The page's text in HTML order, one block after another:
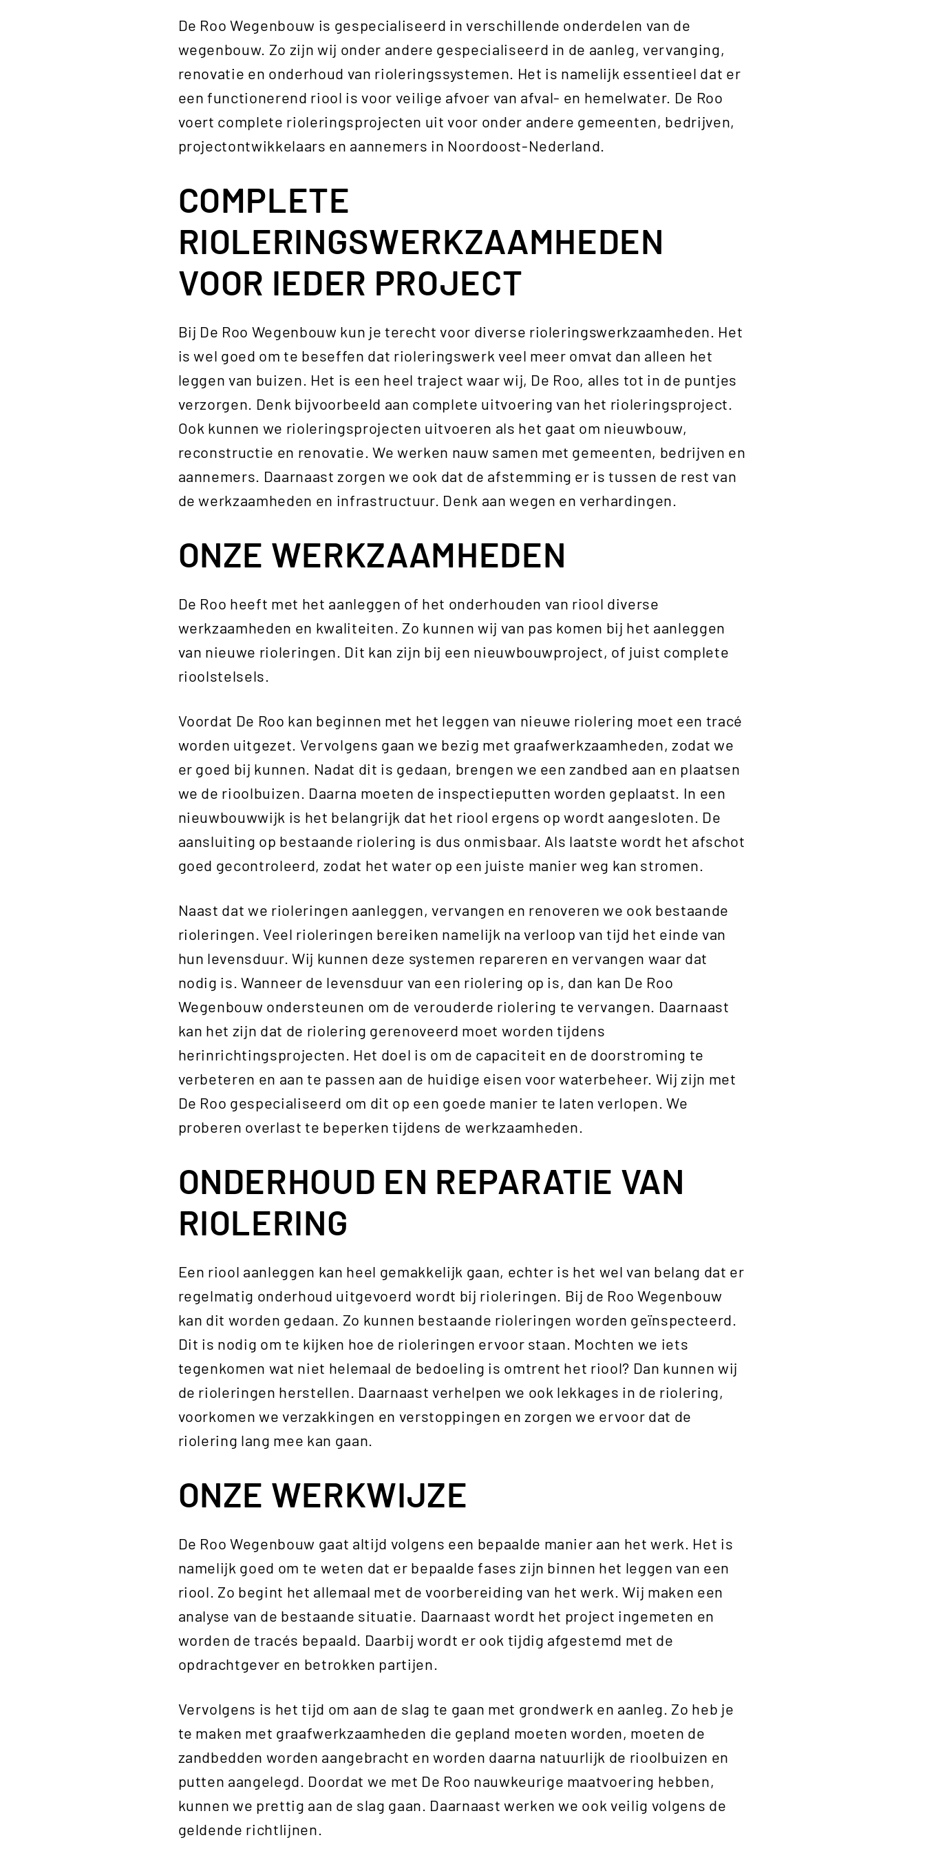
De Roo Wegenbouw is gespecialiseerd in verschillende onderdelen van de
wegenbouw. Zo zijn wij onder andere gespecialiseerd in de aanleg, vervanging,
renovatie en onderhoud van rioleringssystemen. Het is namelijk essentieel dat er
een functionerend riool is voor veilige afvoer van afval- en hemelwater. De Roo
voert complete rioleringsprojecten uit voor onder andere gemeenten, bedrijven,
projectontwikkelaars en aannemers in Noordoost-Nederland.
COMPLETE
RIOLERINGSWERKZAAMHEDEN
VOOR IEDER PROJECT
Bij De Roo Wegenbouw kun je terecht voor diverse rioleringswerkzaamheden. Het
is wel goed om te beseffen dat rioleringswerk veel meer omvat dan alleen het
leggen van buizen. Het is een heel traject waar wij, De Roo, alles tot in de puntjes
verzorgen. Denk bijvoorbeeld aan complete uitvoering van het rioleringsproject.
Ook kunnen we rioleringsprojecten uitvoeren als het gaat om nieuwbouw,
reconstructie en renovatie. We werken nauw samen met gemeenten, bedrijven en
aannemers. Daarnaast zorgen we ook dat de afstemming er is tussen de rest van
de werkzaamheden en infrastructuur. Denk aan wegen en verhardingen.
ONZE WERKZAAMHEDEN
De Roo heeft met het aanleggen of het onderhouden van riool diverse
werkzaamheden en kwaliteiten. Zo kunnen wij van pas komen bij het aanleggen
van nieuwe rioleringen. Dit kan zijn bij een nieuwbouwproject, of juist complete
rioolstelsels.
Voordat De Roo kan beginnen met het leggen van nieuwe riolering moet een tracé
worden uitgezet. Vervolgens gaan we bezig met graafwerkzaamheden, zodat we
er goed bij kunnen. Nadat dit is gedaan, brengen we een zandbed aan en plaatsen
we de rioolbuizen. Daarna moeten de inspectieputten worden geplaatst. In een
nieuwbouwwijk is het belangrijk dat het riool ergens op wordt aangesloten. De
aansluiting op bestaande riolering is dus onmisbaar. Als laatste wordt het afschot
goed gecontroleerd, zodat het water op een juiste manier weg kan stromen.
Naast dat we rioleringen aanleggen, vervangen en renoveren we ook bestaande
rioleringen. Veel rioleringen bereiken namelijk na verloop van tijd het einde van
hun levensduur. Wij kunnen deze systemen repareren en vervangen waar dat
nodig is. Wanneer de levensduur van een riolering op is, dan kan De Roo
Wegenbouw ondersteunen om de verouderde riolering te vervangen. Daarnaast
kan het zijn dat de riolering gerenoveerd moet worden tijdens
herinrichtingsprojecten. Het doel is om de capaciteit en de doorstroming te
verbeteren en aan te passen aan de huidige eisen voor waterbeheer. Wij zijn met
De Roo gespecialiseerd om dit op een goede manier te laten verlopen. We
proberen overlast te beperken tijdens de werkzaamheden.
ONDERHOUD EN REPARATIE VAN
RIOLERING
Een riool aanleggen kan heel gemakkelijk gaan, echter is het wel van belang dat er
regelmatig onderhoud uitgevoerd wordt bij rioleringen. Bij de Roo Wegenbouw
kan dit worden gedaan. Zo kunnen bestaande rioleringen worden geïnspecteerd.
Dit is nodig om te kijken hoe de rioleringen ervoor staan. Mochten we iets
tegenkomen wat niet helemaal de bedoeling is omtrent het riool? Dan kunnen wij
de rioleringen herstellen. Daarnaast verhelpen we ook lekkages in de riolering,
voorkomen we verzakkingen en verstoppingen en zorgen we ervoor dat de
riolering lang mee kan gaan.
ONZE WERKWIJZE
De Roo Wegenbouw gaat altijd volgens een bepaalde manier aan het werk. Het is
namelijk goed om te weten dat er bepaalde fases zijn binnen het leggen van een
riool. Zo begint het allemaal met de voorbereiding van het werk. Wij maken een
analyse van de bestaande situatie. Daarnaast wordt het project ingemeten en
worden de tracés bepaald. Daarbij wordt er ook tijdig afgestemd met de
opdrachtgever en betrokken partijen.
Vervolgens is het tijd om aan de slag te gaan met grondwerk en aanleg. Zo heb je
te maken met graafwerkzaamheden die gepland moeten worden, moeten de
zandbedden worden aangebracht en worden daarna natuurlijk de rioolbuizen en
putten aangelegd. Doordat we met De Roo nauwkeurige maatvoering hebben,
kunnen we prettig aan de slag gaan. Daarnaast werken we ook veilig volgens de
geldende richtlijnen.